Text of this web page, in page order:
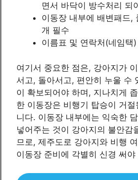
면서 바닥이 방수처리 되
이동장 내부에 배변패드,
개 필수
이름표 및 연락처(네임택
여기서 중요한 점은, 강아지가
서고, 돌아서고, 편안히 누울 수
이 확보되어야 하며, 지나치게
한 이동장은 비행기 탑승이 거
니다. 이동장 내부에는 익숙한
넣어주는 것이 강아지의 불안감
므로, 제주도로 강아지와 비행
이동장 준비에 각별히 신경 써야